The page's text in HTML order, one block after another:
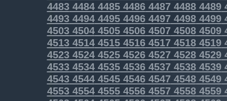
4483448444854486448744884489
4493449444954496449744984499
4503450445054506450745084509
4513451445154516451745184519
4523452445254526452745284529
4533453445354536453745384539
4543454445454546454745484549
4553455445554556455745584559